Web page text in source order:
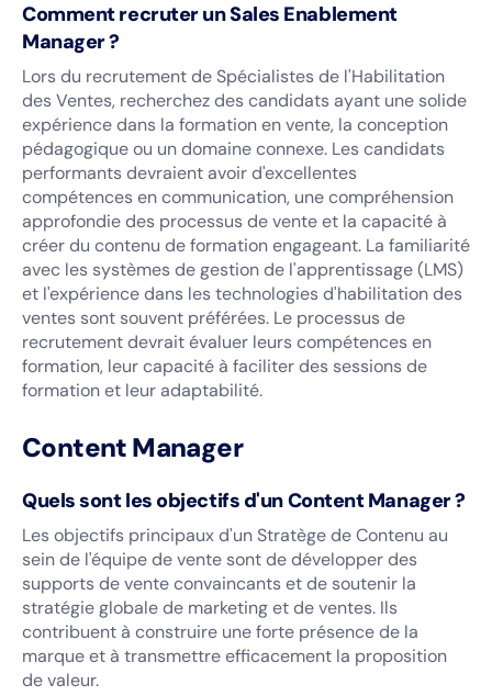
Comment recruter un Sales Enablement
Manager ?
Lors du recrutement de Spécialistes de l'Habilitation
des Ventes, recherchez des candidats ayant une solide
expérience dans la formation en vente, la conception
pédagogique ou un domaine connexe. Les candidats
performants devraient avoir d'excellentes
compétences en communication, une compréhension
approfondie des processus de vente et la capacité à
créer du contenu de formation engageant. La familiarité
avec les systèmes de gestion de l'apprentissage (LMS)
et l'expérience dans les technologies d'habilitation des
ventes sont souvent préférées. Le processus de
recrutement devrait évaluer leurs compétences en
formation, leur capacité à faciliter des sessions de
formation et leur adaptabilité.
Content Manager
Quels sont les objectifs d'un Content Manager ?
Les objectifs principaux d'un Stratège de Contenu au
sein de l'équipe de vente sont de développer des
supports de vente convaincants et de soutenir la
stratégie globale de marketing et de ventes. Ils
contribuent à construire une forte présence de la
marque et à transmettre efficacement la proposition
de valeur.